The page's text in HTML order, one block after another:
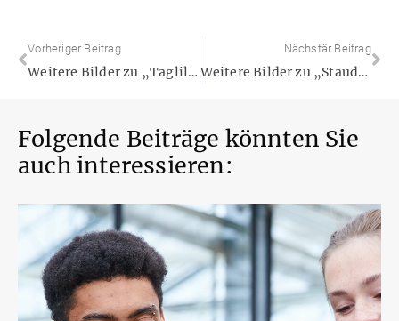
Vorheriger Beitrag
Weitere Bilder zu „Taglilien – die Unermüdlichen“
Nächstär Beitrag
Weitere Bilder zu „Stauden für Tierfreunde“
Folgende Beiträge könnten Sie
auch interessieren: